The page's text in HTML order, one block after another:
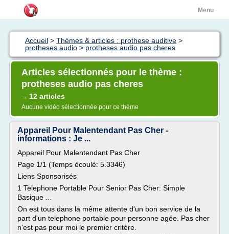
Menu
Accueil > Thèmes & articles : prothese auditive >
protheses audio > protheses audio pas cheres
Articles sélectionnés pour le thème :
protheses audio pas cheres
→ 12 articles
Aucune vidéo sélectionnée pour ce thème
Appareil Pour Malentendant Pas Cher -
informations : Je ...
Appareil Pour Malentendant Pas Cher
Page 1/1 (Temps écoulé: 5.3346)
Liens Sponsorisés
1 Telephone Portable Pour Senior Pas Cher: Simple
Basique ...
On est tous dans la même attente d'un bon service de la
part d'un telephone portable pour personne agée. Pas cher
n'est pas pour moi le premier critère.